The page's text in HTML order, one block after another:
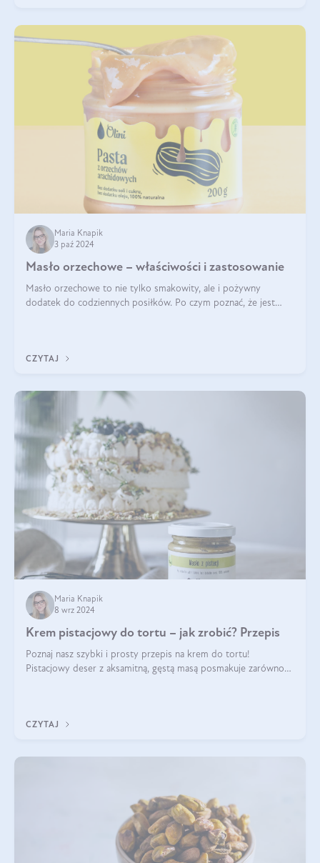
Maria Knapik
3 paź 2024
Masło orzechowe – właściwości i zastosowanie
Masło orzechowe to nie tylko smakowity, ale i pożywny
dodatek do codziennych posiłków. Po czym poznać, że jest
CZYTAJ
Maria Knapik
8 wrz 2024
Krem pistacjowy do tortu – jak zrobić? Przepis
Poznaj nasz szybki i prosty przepis na krem do tortu!
Pistacjowy deser z aksamitną, gęstą masą posmakuje zarówno
CZYTAJ